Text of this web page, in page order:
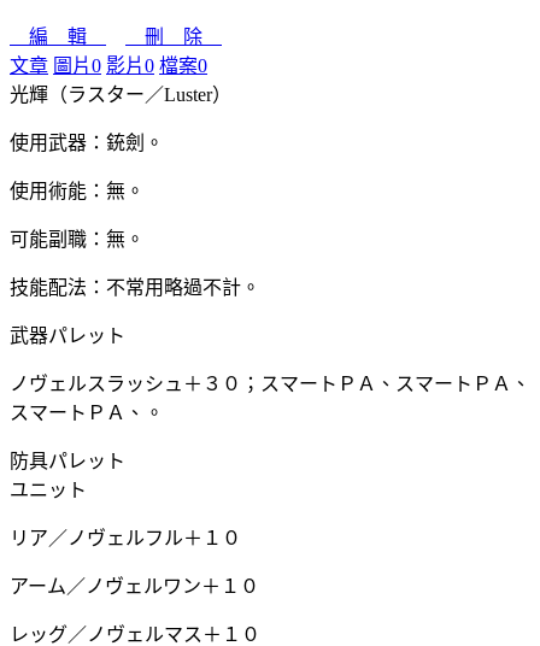
編 輯
刪 除
文章 圖片0 影片0 檔案0
光輝（ラスター／Luster）
使用武器：銃劍。
使用術能：無。
可能副職：無。
技能配法：不常用略過不計。
武器パレット
ノヴェルスラッシュ＋３０；スマートＰＡ、スマートＰＡ、
スマートＰＡ、。
防具パレット
ユニット
リア／ノヴェルフル＋１０
アーム／ノヴェルワン＋１０
レッグ／ノヴェルマス＋１０